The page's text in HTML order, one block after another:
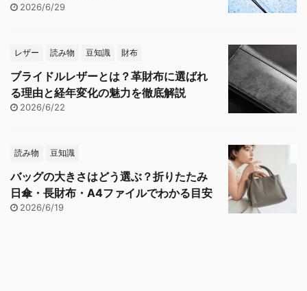
2026/6/29
レザー 読み物 豆知識 財布
ブライドルレザーとは？革財布に選ばれ
る理由と経年変化の魅力を徹底解説
2026/6/22
読み物 豆知識
バッグの大きさはどう選ぶ？折りたたみ
日傘・長財布・A4ファイルでわかる目安
2026/6/19